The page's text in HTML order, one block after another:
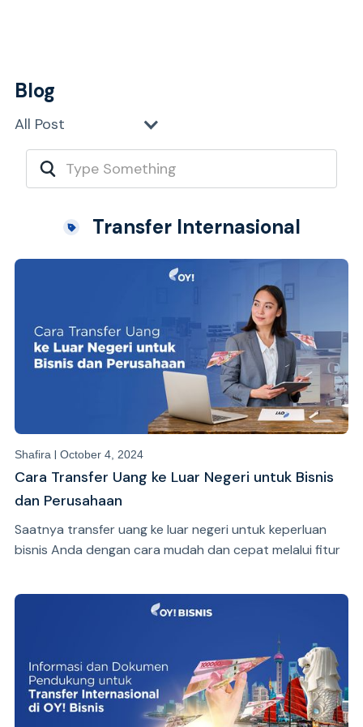
Blog
All Post
Transfer Internasional
Shafira | October 4, 2024
Cara Transfer Uang ke Luar Negeri untuk Bisnis
dan Perusahaan
Saatnya transfer uang ke luar negeri untuk keperluan
bisnis Anda dengan cara mudah dan cepat melalui fitur